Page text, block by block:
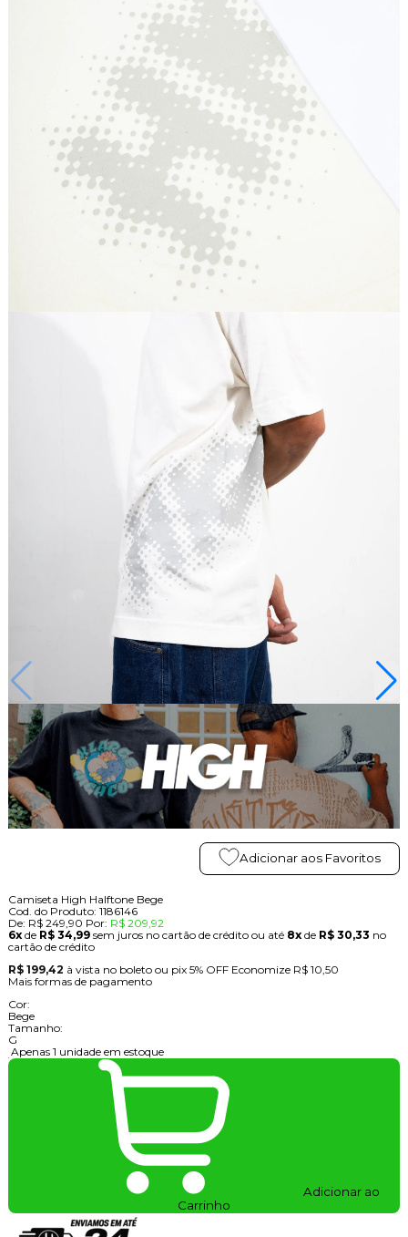
Adicionar aos Favoritos
Camiseta High Halftone Bege
Cod. do Produto: 1186146
De: R$ 249,90 Por: R$ 209,92
6xde R$ 34,99 sem juros no cartão de crédito ou até 8xde R$ 30,33 no
cartão de crédito
R$ 199,42 à vista no boleto ou pix 5% OFF Economize R$ 10,50
Mais formas de pagamento
Cor:
Bege
Tamanho:
G
Apenas 1 unidade em estoque
Adicionar ao
Carrinho